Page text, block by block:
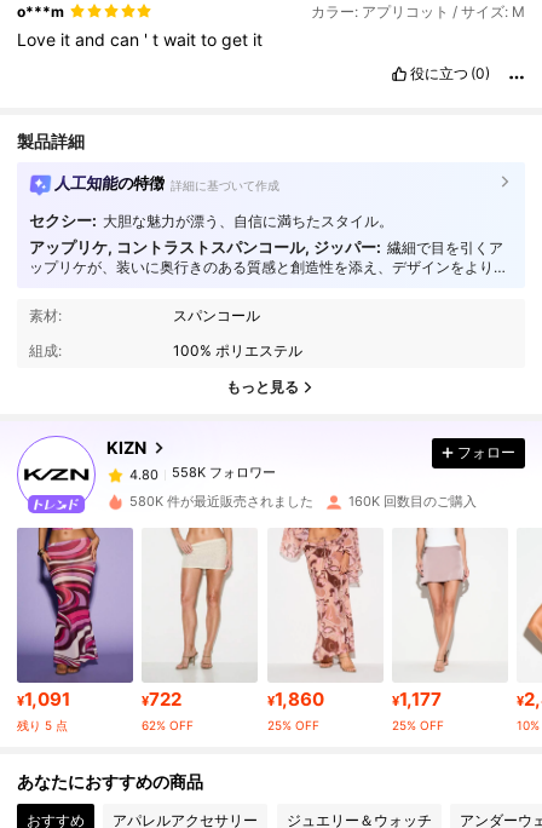
o***m カラー: アプリコット / サイズ: M
Love itandcan 'twaittoget it
役に立つ (0)
製品詳細
人工知能の特徴 詳細に基づいて作成
セクシー: 大胆な魅力が漂う、自信に満ちたスタイル。
アップリケ, コントラストスパンコール, ジッパー: 繊細で目を引くア
ップリケが、装いに奥行きのある質感と創造性を添え、デザインをより洗
素材:
スパンコール
組成:
100% ポリエステル
もっと見る
KIZN
558K フォロワー
4.80
s***0 は1日前に購入しました
4.80 558K フォロワー
558K フォロワー
4.80 558K フォロワー
フォロー
580K 件が最近販売されました 160K 回数目のご購入
¥1,091
残り 5 点
¥722
62% OFF
¥1,860
25% OFF
¥1,177
25% OFF
¥
あなたにおすすめの商品
おすすめ アパレルアクセサリー ジュエリー＆ウォッチ アンダーウ